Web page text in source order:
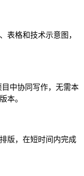
表格和技术示意图，
中协同写作，无需本
本。
版，在短时间内完成